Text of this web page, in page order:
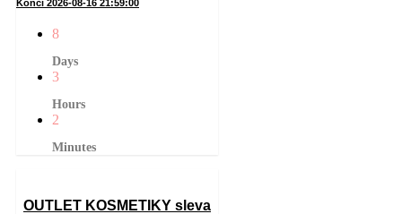
Končí 2026-08-16 21:59:00
8
Days
3
Hours
2
Minutes
OUTLET KOSMETIKY sleva